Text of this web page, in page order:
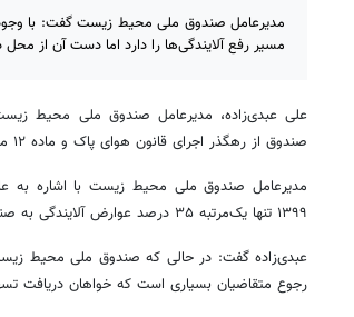
مدیرعامل صندوق ملی محیط زیست گفت: با
مسیر رفع آلایندگی‌ها را دارد اما دست آن از
علی عبدی‌زاده، مدیرعامل صندوق ملی محیط
صندوق از رهگذر اجرای قانون هوای پاک و ماده ۱۲ مدیریت پسماند انجام می‌شود.
مدیرعامل صندوق ملی محیط زیست با اشاره به
۱۳۹۹ تنها یک‌مرتبه ۳۵ درصد عوارض آلایندگی به صندوق واریز شد.
عبدی‌زاده گفت: در حالی که صندوق ملی محیط
رجوع متقاضیان بسیاری است که خواهان دریافت